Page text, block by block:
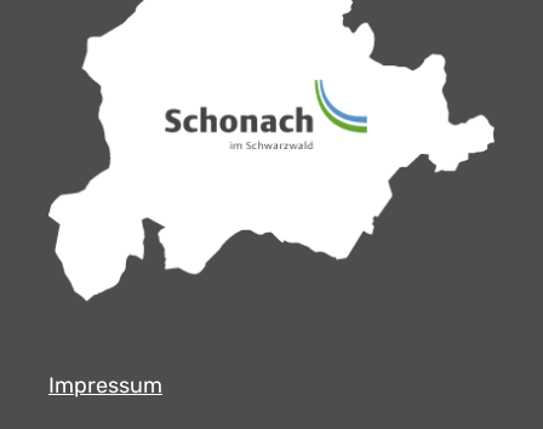
Impressum